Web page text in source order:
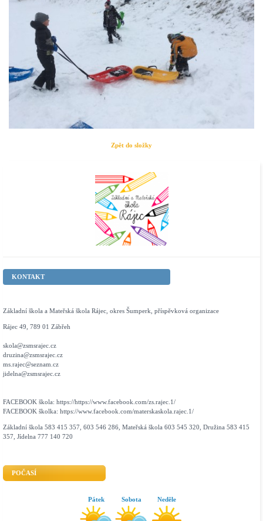
Zpět do složky
KONTAKT
Základní škola a Mateřská škola Rájec, okres Šumperk, příspěvková organizace
Rájec 49, 789 01 Zábřeh
skola@zsmsrajec.cz
druzina@zsmsrajec.cz
ms.rajec@seznam.cz
jidelna@zsmsrajec.cz
FACEBOOK škola: https://https://www.facebook.com/zs.rajec.1/
FACEBOOK školka: https://www.facebook.com/materskaskola.rajec.1/
Základní škola 583 415 357, 603 546 286, Mateřská škola 603 545 320, Družina 583 415
357, Jídelna 777 140 720
POČASÍ
Pátek Sobota Neděle